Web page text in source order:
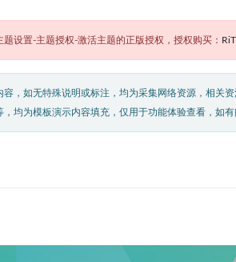
题设置-主题授权-激活主题的正版授权，授权购买：
容，如无特殊说明或标注，均为采集网络资源，相关
均为模板演示内容填充，仅用于功能体验查看，如有